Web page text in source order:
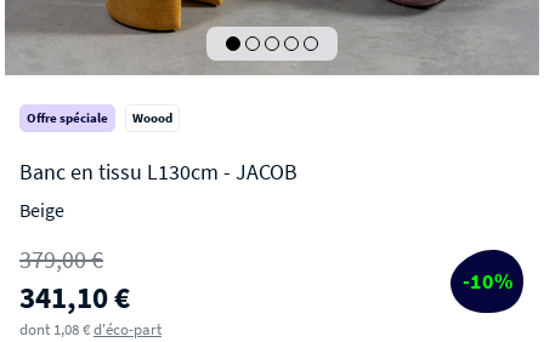
Offre spéciale Woood
JACOB
Banc en tissu L130cm
Beige
379,00 €
341,10 € -10%
dont 1,08 €d'éco-part